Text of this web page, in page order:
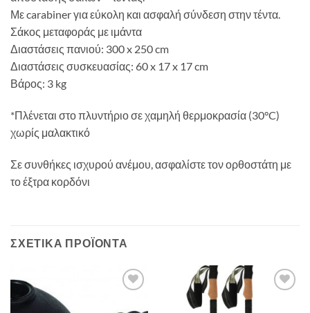
Με carabiner για εύκολη και ασφαλή σύνδεση στην τέντα.
Σάκος μεταφοράς με ιμάντα
Διαστάσεις πανιού: 300 x 250 cm
Διαστάσεις συσκευασίας: 60 x 17 x 17 cm
Βάρος: 3 kg
*Πλένεται στο πλυντήριο σε χαμηλή θερμοκρασία (30°C)
χωρίς μαλακτικό
Σε συνθήκες ισχυρού ανέμου, ασφαλίστε τον ορθοστάτη με
το έξτρα κορδόνι
ΣΧΕΤΙΚΆ ΠΡΟΪΌΝΤΑ
wishlist